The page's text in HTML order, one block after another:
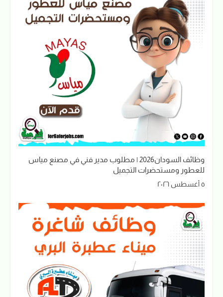
وظائف السودان2026 | مطلوب مدير فني في مصنع مياس
للعطور ومستحضرات التجميل
٥ أغسطس ٢٠٢٦